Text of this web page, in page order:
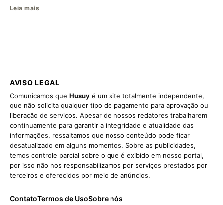
Leia mais
AVISO LEGAL
Comunicamos que Husuy é um site totalmente independente,
que não solicita qualquer tipo de pagamento para aprovação ou
liberação de serviços. Apesar de nossos redatores trabalharem
continuamente para garantir a integridade e atualidade das
informações, ressaltamos que nosso conteúdo pode ficar
desatualizado em alguns momentos. Sobre as publicidades,
temos controle parcial sobre o que é exibido em nosso portal,
por isso não nos responsabilizamos por serviços prestados por
terceiros e oferecidos por meio de anúncios.
ContatoTermos de UsoSobre nós